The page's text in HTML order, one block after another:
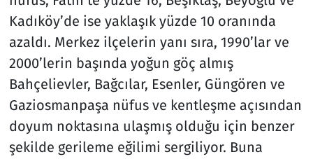
Kadıköy’de ise yaklaşık yüzde 10 oranında
azaldı. Merkez ilçelerin yanı sıra, 1990’lar ve
2000’lerin başında yoğun göç almış
Bahçelievler, Bağcılar, Esenler, Güngören ve
Gaziosmanpaşa nüfus ve kentleşme açısından
doyum noktasına ulaşmış olduğu için benzer
şekilde gerileme eğilimi sergiliyor. Buna